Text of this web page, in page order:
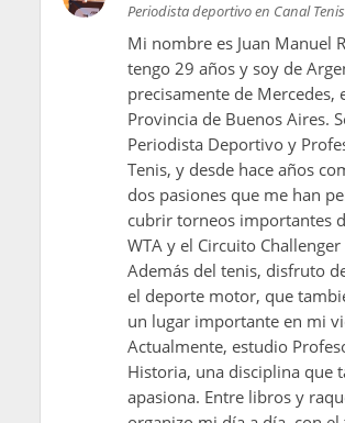
Periodista deportivo en Canal Tenis
Mi nombre es Juan Manuel
tengo 29 años y soy de
precisamente de Mercedes,
Provincia de Buenos Aires.
Periodista Deportivo y
Tenis, y desde hace años
dos pasiones que me han
cubrir torneos importantes
WTA y el Circuito
Además del tenis, disfruto
el deporte motor, que
un lugar importante en mi
Actualmente, estudio
Historia, una disciplina que
apasiona. Entre libros y